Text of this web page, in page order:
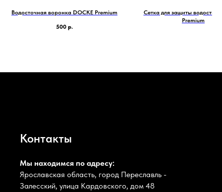
Водосточная воронка DOCKE Premium
500 р.
Сетка для защиты
Premium
Контакты
Мы находимся по адресу:
Ярославская область, город Переславль -
Залесский, улица Кардовского, дом 48